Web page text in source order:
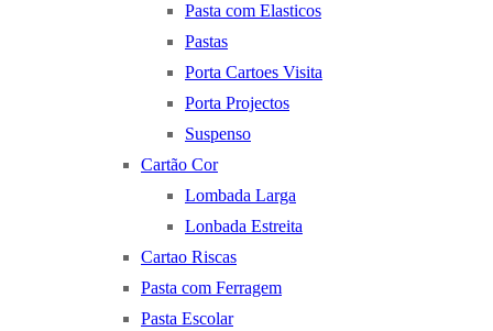
Pasta com Elasticos
Pastas
Porta Cartoes Visita
Porta Projectos
Suspenso
Cartão Cor
Lombada Larga
Lonbada Estreita
Cartao Riscas
Pasta com Ferragem
Pasta Escolar